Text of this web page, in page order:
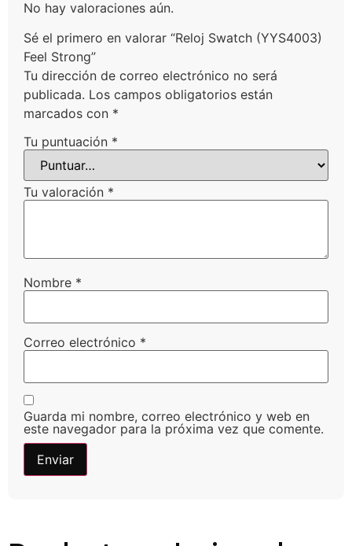
No hay valoraciones aún.
Sé el primero en valorar “Reloj Swatch (YYS4003)
Feel Strong”
Tu dirección de correo electrónico no será
publicada. Los campos obligatorios están
marcados con *
Tu puntuación *
Tu valoración *
Nombre *
Correo electrónico *
Guarda mi nombre, correo electrónico y web en
este navegador para la próxima vez que comente.